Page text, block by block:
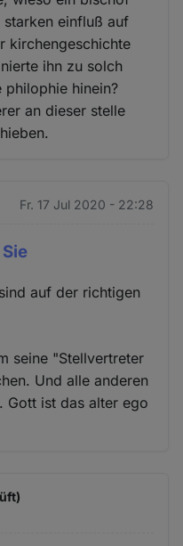
einfluß auf
kirchengeschichte
ihn zu solch
hinein?
an dieser stelle
Fr. 17 Jul 2020 - 22:28
auf der richtigen
seine "Stellvertreter
Und alle anderen
Gott ist das alter ego